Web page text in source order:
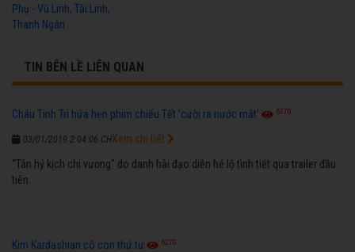
Phụ - Vũ Linh, Tài Linh,
Thanh Ngân
TIN BÊN LỀ LIÊN QUAN
Châu Tinh Trì hứa hẹn phim chiếu Tết 'cười ra nước mắt' 6770
03/01/2019 2:04:06 CH
"Tân hỷ kịch chi vương" do danh hài đạo diễn hé lộ tình tiết qua trailer đầu
tiên.
Xem chi tiết
Kim Kardashian có con thứ tư 6270